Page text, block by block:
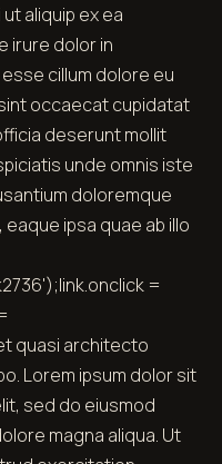
aliquip ex ea
irure dolor in
cillum dolore eu
occaecat cupidatat
deserunt mollit
unde omnis iste
doloremque
ipsa quae ab illo
=
quasi architecto
Lorem ipsum dolor sit
sed do eiusmod
magna aliqua. Ut